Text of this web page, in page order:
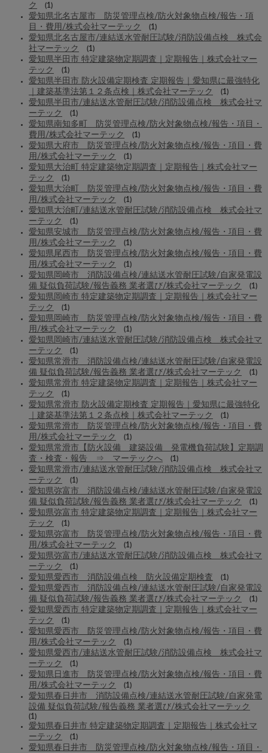
ク
(1)
愛知県北名古屋市 防災管理点検/防火対象物点検/報告・項
目・費用/株式会社マーテック
(1)
愛知県北名古屋市/連結送水管耐圧試験/消防設備点検 株式会
社マーテック
(1)
愛知県半田市 特定建築物定期調査｜定期報告｜株式会社マー
テック
(1)
愛知県半田市 防火設備定期検査 定期報告｜愛知県に最強特化
｜建築基準法第１２条点検｜株式会社マーテック
(1)
愛知県半田市/連結送水管耐圧試験/消防設備点検 株式会社マ
ーテック
(1)
愛知県南知多町 防災管理点検/防火対象物点検/報告・項目・
費用/株式会社マーテック
(1)
愛知県大府市 防災管理点検/防火対象物点検/報告・項目・費
用/株式会社マーテック
(1)
愛知県大治町 特定建築物定期調査｜定期報告｜株式会社マー
テック
(1)
愛知県大治町 防災管理点検/防火対象物点検/報告・項目・費
用/株式会社マーテック
(1)
愛知県大治町/連結送水管耐圧試験/消防設備点検 株式会社マ
ーテック
(1)
愛知県安城市 防災管理点検/防火対象物点検/報告・項目・費
用/株式会社マーテック
(1)
愛知県尾西市 防災管理点検/防火対象物点検/報告・項目・費
用/株式会社マーテック
(1)
愛知県岡崎市 消防設備点検/連結送水管耐圧試験/自家発電設
備 疑似負荷試験/報告義務 業者選び/株式会社マーテック
(1)
愛知県岡崎市 特定建築物定期調査｜定期報告｜株式会社マー
テック
(1)
愛知県岡崎市 防災管理点検/防火対象物点検/報告・項目・費
用/株式会社マーテック
(1)
愛知県岡崎市/連結送水管耐圧試験/消防設備点検 株式会社マ
ーテック
(1)
愛知県常滑市 消防設備点検/連結送水管耐圧試験/自家発電設
備 疑似負荷試験/報告義務 業者選び/株式会社マーテック
(1)
愛知県常滑市 特定建築物定期調査｜定期報告｜株式会社マー
テック
(1)
愛知県常滑市 防火設備定期検査 定期報告｜愛知県に最強特化
｜建築基準法第１２条点検｜株式会社マーテック
(1)
愛知県常滑市 防災管理点検/防火対象物点検/報告・項目・費
用/株式会社マーテック
(1)
愛知県常滑市【防火設備 建築設備 発電機負荷試験】定期調
査・検査・報告 ⇒ マーテックへ
(1)
愛知県常滑市/連結送水管耐圧試験/消防設備点検 株式会社マ
ーテック
(1)
愛知県弥富市 消防設備点検/連結送水管耐圧試験/自家発電設
備 疑似負荷試験/報告義務 業者選び/株式会社マーテック
(1)
愛知県弥富市 特定建築物定期調査｜定期報告｜株式会社マー
テック
(1)
愛知県弥富市 防災管理点検/防火対象物点検/報告・項目・費
用/株式会社マーテック
(1)
愛知県弥富市/連結送水管耐圧試験/消防設備点検 株式会社マ
ーテック
(1)
愛知県愛西市 消防設備点検 防火設備定期検査 (1)
愛知県愛西市 消防設備点検/連結送水管耐圧試験/自家発電設
備 疑似負荷試験/報告義務 業者選び/株式会社マーテック
(1)
愛知県愛西市 特定建築物定期調査｜定期報告｜株式会社マー
テック
(1)
愛知県愛西市 防災管理点検/防火対象物点検/報告・項目・費
用/株式会社マーテック
(1)
愛知県愛西市/連結送水管耐圧試験/消防設備点検 株式会社マ
ーテック
(1)
愛知県日進市 防災管理点検/防火対象物点検/報告・項目・費
用/株式会社マーテック
(1)
愛知県春日井市 消防設備点検/連結送水管耐圧試験/自家発電
設備 疑似負荷試験/報告義務 業者選び/株式会社マーテック
(1)
愛知県春日井市 特定建築物定期調査｜定期報告｜株式会社マ
ーテック
(1)
愛知県春日井市 防災管理点検/防火対象物点検/報告・項目・